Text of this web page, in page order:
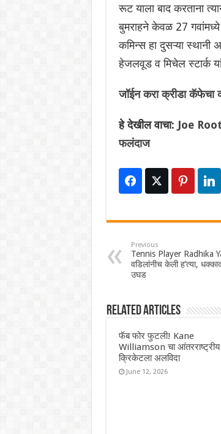
रूट याला बाद करताना
बुमराहने केवळ 27
कमिन्स हा दुसऱ्या
हेजलवूड व मिचेल स्टार्क
जॉईन करा क्रीडा कॅफेचा
हे देखील वाचा: Joe Root
फलंदाज
Previous
Tennis Player Radhika
वडिलांनीच केली ह’त्या,
उघड
Related Articles
फॅब फोर फुटली! Kane
Williamson चा आंतरराष्ट्रीय
क्रिकेटला अलविदा
June 12, 2026